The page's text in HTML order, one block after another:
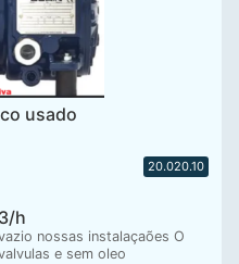
usado
h
20.020.10
nossas instalaçaões O
e sem oleo